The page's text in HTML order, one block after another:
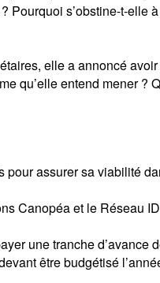
s’obstine-t-
elle a annoncé
qu’elle entend mener
assurer sa viabilité
Canopéa et le Réseau
une tranche
être budgétisé